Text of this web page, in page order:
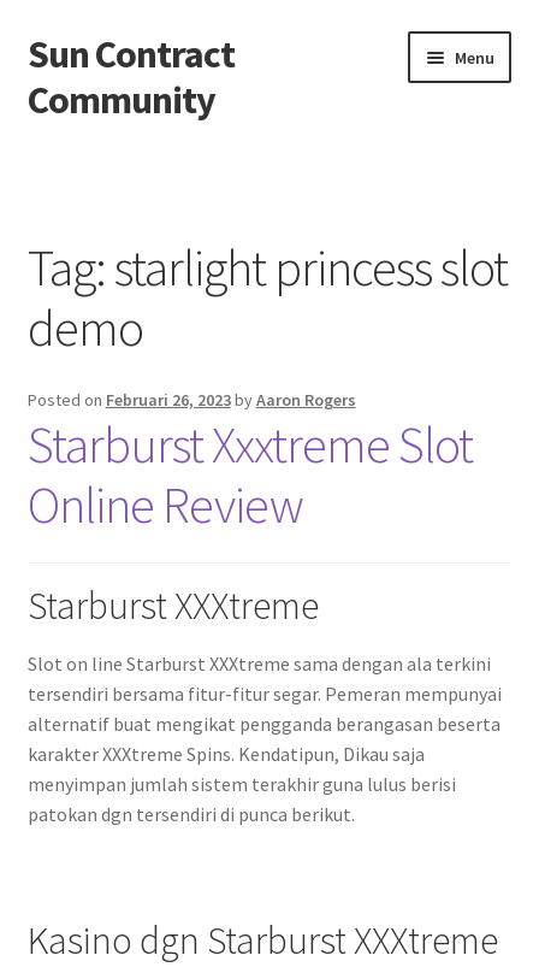
Skip
to
navigation
Skip
to
content
Sun Contract
Community
Menu
Contact us
Privacy Policy
Tag:starlight princess slot
demo
Posted on Februari 26, 2023byAaron Rogers
Starburst Xxxtreme Slot
Online Review
Starburst XXXtreme
Slot on line Starburst XXXtreme sama dengan ala terkini
tersendiri bersama fitur-fitur segar. Pemeran mempunyai
alternatif buat mengikat pengganda berangasan beserta
karakter XXXtreme Spins. Kendatipun, Dikau saja
menyimpan jumlah sistem terakhir guna lulus berisi
patokan dgn tersendiri di punca berikut.
Kasino dgn Starburst XXXtreme